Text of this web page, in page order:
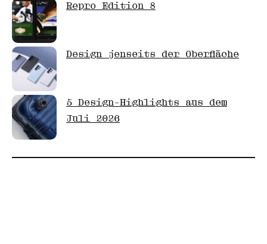
Repro Edition 8
Design jenseits der Oberfläche
5 Design-Highlights aus dem
Juli 2026